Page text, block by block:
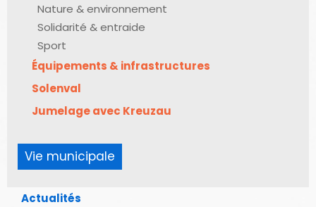
Nature & environnement
Solidarité & entraide
Sport
Équipements & infrastructures
Solenval
Jumelage avec Kreuzau
Vie municipale
Actualités